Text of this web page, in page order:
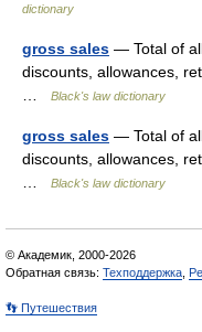
dictionary
gross sales — Total of
discounts, allowances,
Black's law dictionary
gross sales — Total of
discounts, allowances,
Black's law dictionary
© Академик, 2000-2026
Обратная связь: Техподдержка
👣 Путешествия